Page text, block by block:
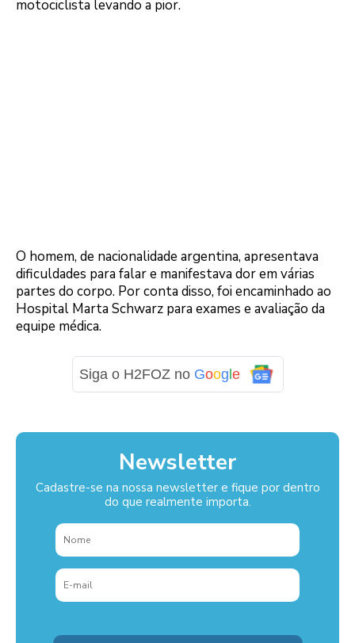
motociclista levando a pior.
O homem, de nacionalidade argentina, apresentava
dificuldades para falar e manifestava dor em várias
partes do corpo. Por conta disso, foi encaminhado ao
Hospital Marta Schwarz para exames e avaliação da
equipe médica.
Siga o H2FOZ no Google
Newsletter
Cadastre-se na nossa newsletter e fique por dentro
do que realmente importa.